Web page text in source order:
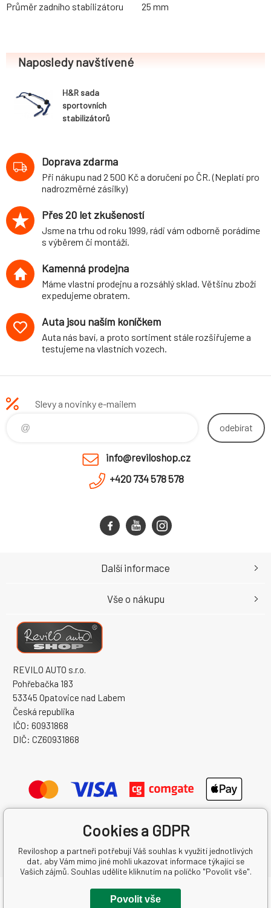
Průměr zadního stabilizátoru 25 mm
Naposledy navštívené
H&R sada
sportovních
stabilizátorů
FOX (5Z), 2WD,
r.v. 11/01-, průměr
22 mm/25 mm, s
velkým hranatým
Doprava zdarma
Při nákupu nad 2 500 Kč a doručení po ČR. (Neplatí pro
nadrozměrné zásilky)
Přes 20 let zkušeností
Jsme na trhu od roku 1999, rádi vám odborně porádíme
s výběrem či montáží.
Kamenná prodejna
Máme vlastní prodejnu a rozsáhlý sklad. Většinu zboží
expedujeme obratem.
Auta jsou naším koníčkem
Auta nás baví, a proto sortiment stále rozšiřujeme a
testujeme na vlastních vozech.
Slevy a novinky e-mailem
odebírat
info@reviloshop.cz
+420 734 578 578
REVILO AUTO s.r.o.
Pohřebačka 183
53345 Opatovice nad Labem
Česká republika
IČO: 60931868
DIČ: CZ60931868
Další informace
Vše o nákupu
Copyright © 2026 REVILO AUTO s.r.o.
Cookies a GDPR
Reviloshop a partneři potřebují Váš souhlas k využití jednotlivých
dat, aby Vám mimo jiné mohli ukazovat informace týkající se
Vašich zájmů. Souhlas udělíte kliknutím na políčko "Povolit vše".
Povolit vše